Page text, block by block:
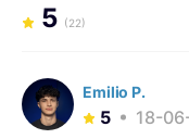
5 (22)
Emilio P.
5
18-